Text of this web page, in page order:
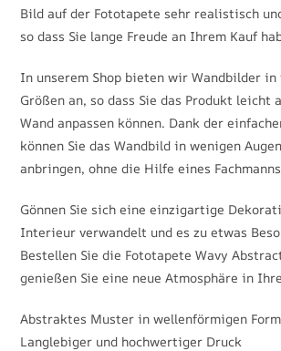
Bild auf der Fototapete sehr realistisch
so dass Sie lange Freude an Ihrem Kauf
In unserem Shop bieten wir Wandbilder in
Größen an, so dass Sie das Produkt leicht
Wand anpassen können. Dank der
können Sie das Wandbild in wenigen
anbringen, ohne die Hilfe eines
Gönnen Sie sich eine einzigartige
Interieur verwandelt und es zu etwas
Bestellen Sie die Fototapete Wavy
genießen Sie eine neue Atmosphäre in
Abstraktes Muster in wellenförmigen
Langlebiger und hochwertiger Druck